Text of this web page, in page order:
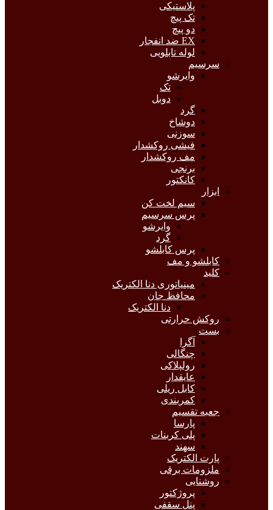
پلاستیکی
تک پیچ
دو پیچ
EX ضد انفجار
لوله تابلویی
سرسیم
وایرشو
تک
دوبل
گرد
دوشاخ
سوزنی
فیشی روکشدار
مف روکشدار
برنجی
کانکتور
ابزار
سیم لخت کن
پرس سرسیم
وایرشو
گرد
پرس کابلشو
کابلشو و مف
کلید
مینیاتوری دنا الکتریک
محافظ جان
دنا الکتریک
روکش حرارتی
بست
آگرا
چنگالی
رولپلاکی
عایقدار
کابل ریلی
کمربندی
جعبه تقسیم
پارسا
پلی کربنات
سهند
پارت الکتریک
ملزومات برقی
روشنایی
پروژکتور
پنل سقفی